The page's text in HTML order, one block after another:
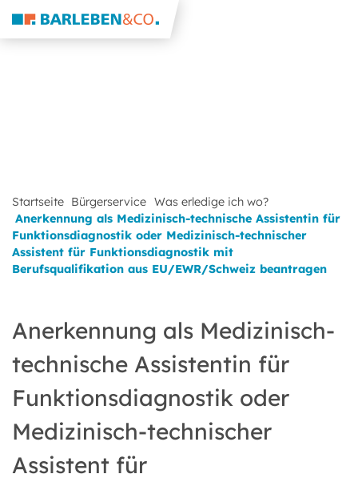
Startseite Bürgerservice Was erledige ich wo?
Anerkennung als Medizinisch-technische Assistentin für
Funktionsdiagnostik oder Medizinisch-technischer
Assistent für Funktionsdiagnostik mit
Berufsqualifikation aus EU/EWR/Schweiz beantragen
Anerkennung als Medizinisch-
technische Assistentin für
Funktionsdiagnostik oder
Medizinisch-technischer
Assistent für